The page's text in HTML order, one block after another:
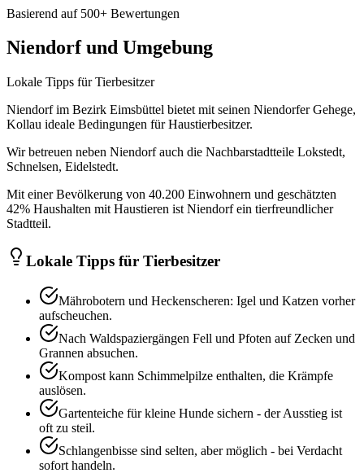
Basierend auf 500+ Bewertungen
Niendorf und Umgebung
Lokale Tipps für Tierbesitzer
Niendorf im Bezirk Eimsbüttel bietet mit seinen Niendorfer Gehege,
Kollau ideale Bedingungen für Haustierbesitzer.
Wir betreuen neben Niendorf auch die Nachbarstadtteile Lokstedt,
Schnelsen, Eidelstedt.
Mit einer Bevölkerung von 40.200 Einwohnern und geschätzten
42% Haushalten mit Haustieren ist Niendorf ein tierfreundlicher
Stadtteil.
Lokale Tipps für Tierbesitzer
Mährobotern und Heckenscheren: Igel und Katzen vorher
aufscheuchen.
Nach Waldspaziergängen Fell und Pfoten auf Zecken und
Grannen absuchen.
Kompost kann Schimmelpilze enthalten, die Krämpfe
auslösen.
Gartenteiche für kleine Hunde sichern - der Ausstieg ist
oft zu steil.
Schlangenbisse sind selten, aber möglich - bei Verdacht
sofort handeln.